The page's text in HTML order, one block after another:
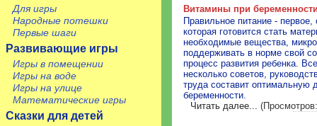
Для игры
Народные потешки
Первые шаги
Развивающие игры
Игры в помещении
Игры на воде
Игры на улице
Математические игры
Сказки для детей
Витамины при
Правильное питание -
которая готовится стать
необходимые вещества,
поддерживать в норме свой
процесс развития ребенка.
несколько советов,
труда составит оптимальную
беременности.
Читать далее...